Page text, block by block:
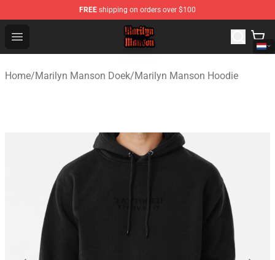
FREE shipping on orders over $100
Open menu
Marilyn Manson Shop - Official Marilyn Manson
Home/Marilyn Manson Doek/Marilyn Manson Hoodie